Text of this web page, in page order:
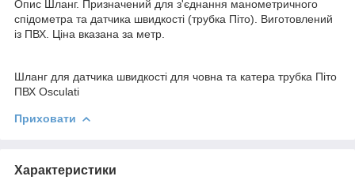
Опис Шланг. Призначений для з'єднання манометричного
спідометра та датчика швидкості (трубка Піто). Виготовлений
із ПВХ. Ціна вказана за метр.
Шланг для датчика швидкості для човна та катера трубка Піто
ПВХ Osculati
Приховати
Характеристики